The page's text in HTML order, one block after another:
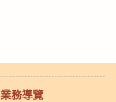
業務導覽